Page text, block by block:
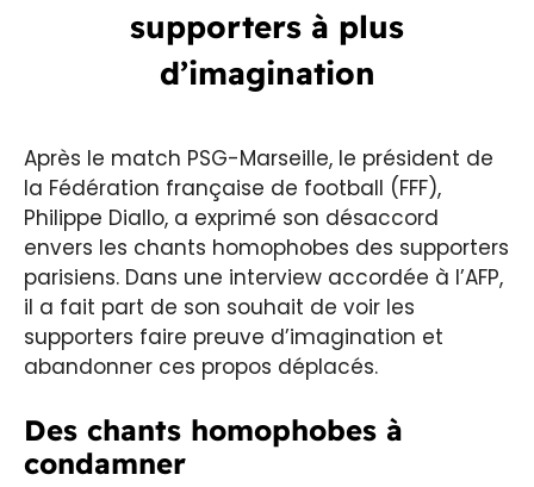
supporters à plus
d’imagination
Après le match PSG-Marseille, le président de
la Fédération française de football (FFF),
Philippe Diallo, a exprimé son désaccord
envers les chants homophobes des supporters
parisiens. Dans une interview accordée à l’AFP,
il a fait part de son souhait de voir les
supporters faire preuve d’imagination et
abandonner ces propos déplacés.
Des chants homophobes à
condamner